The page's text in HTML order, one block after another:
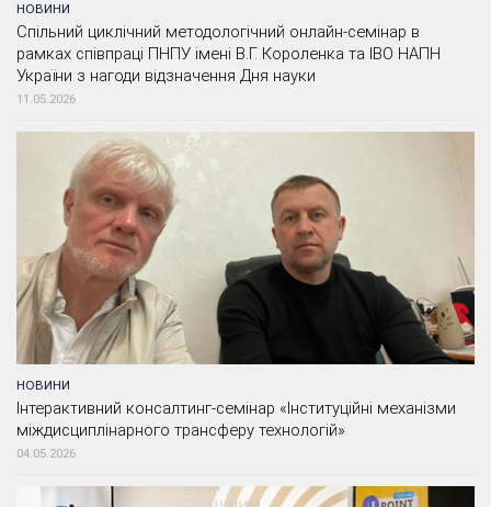
НОВИНИ
Спільний циклічний методологічний онлайн-семінар в
рамках співпраці ПНПУ імені В.Г. Короленка та ІВО НАПН
України з нагоди відзначення Дня науки
11.05.2026
НОВИНИ
Інтерактивний консалтинг-семінар «Інституційні механізми
міждисциплінарного трансферу технологій»
04.05.2026